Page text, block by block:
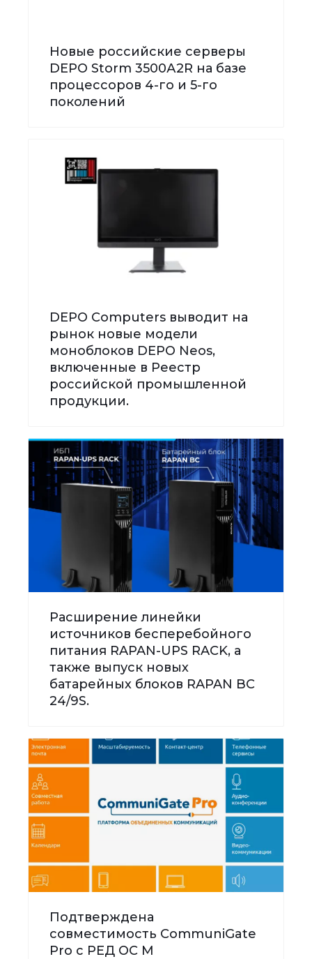
Новые российские серверы
DEPO Storm 3500А2R на базе
процессоров 4-го и 5-го
поколений
DEPO Computers выводит на
рынок новые модели
моноблоков DEPO Neos,
включенные в Реестр
российской промышленной
продукции.
Расширение линейки
источников бесперебойного
питания RAPAN-UPS RACK, а
также выпуск новых
батарейных блоков RAPAN BC
24/9S.
Подтверждена
совместимость CommuniGate
Pro с РЕД ОС М